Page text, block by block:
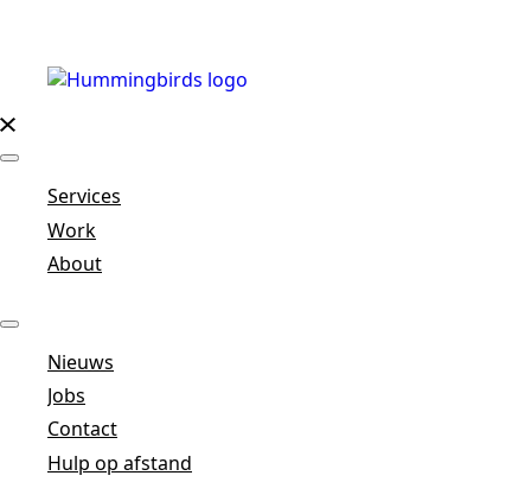
Services
Work
About
Nieuws
Jobs
Contact
Hulp op afstand